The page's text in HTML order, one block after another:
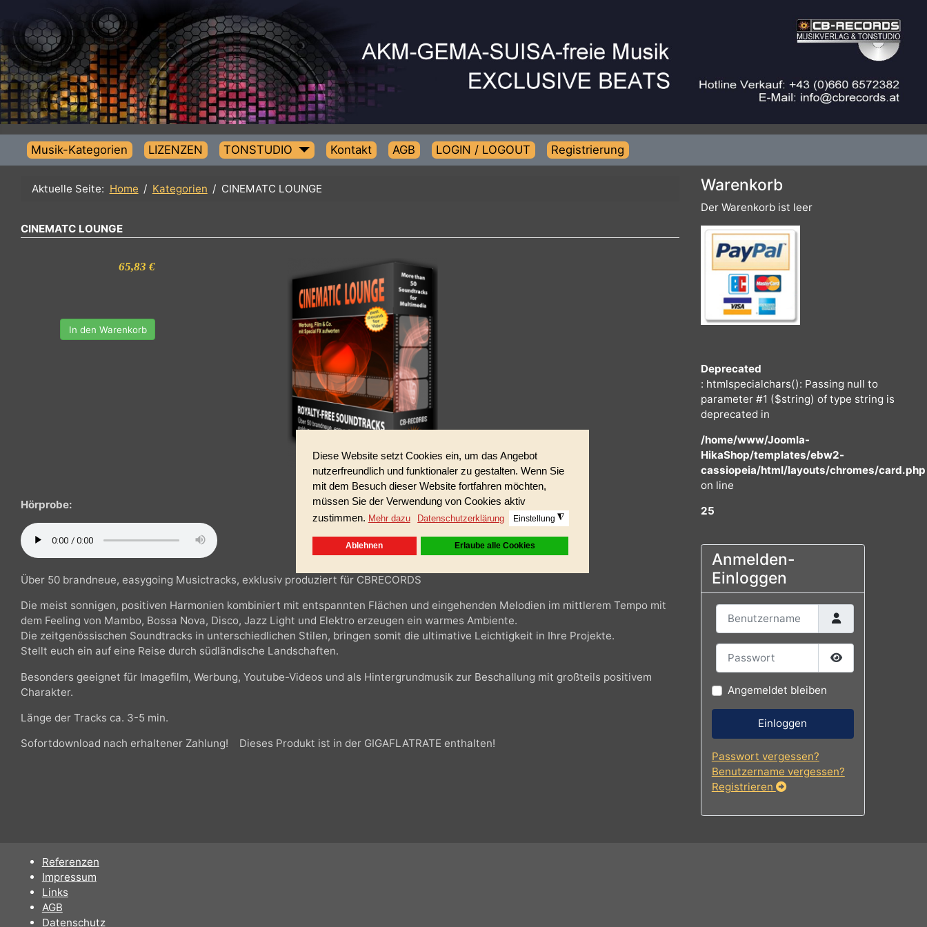
Musik-Kategorien LIZENZEN TONSTUDIO Kontakt AGB LOGIN / LOGOUT Registrierung
Aktuelle Seite:Home Kategorien
CINEMATC LOUNGE
Hörprobe:
Über 50 brandneue, easygoing Musictracks, exklusiv produziert für CBRECORDS
Die meist sonnigen, positiven Harmonien kombiniert mit entspannten Flächen und eingehenden Melodien im mittlerem Tempo mit
dem Feeling von Mambo, Bossa Nova, Disco, Jazz Light und Elektro erzeugen ein warmes Ambiente.
Die zeitgenössischen Soundtracks in unterschiedlichen Stilen, bringen somit die ultimative Leichtigkeit in Ihre Projekte.
Stellt euch ein auf eine Reise durch südländische Landschaften.
Besonders geeignet für Imagefilm, Werbung, Youtube-Videos und als Hintergrundmusik zur Beschallung mit großteils positivem
Charakter.
Warenkorb
Deprecated
: htmlspecialchars(): Passing null to
parameter #1 ($string) of type
deprecated in
/home/www/Joomla-
HikaShop/templates/ebw2-
Anmelden-
Einloggen
Benutzername
Passwort
Angemeldet bleiben
Einloggen
Passwort vergessen?
Benutzername vergessen?
Referenzen
Impressum